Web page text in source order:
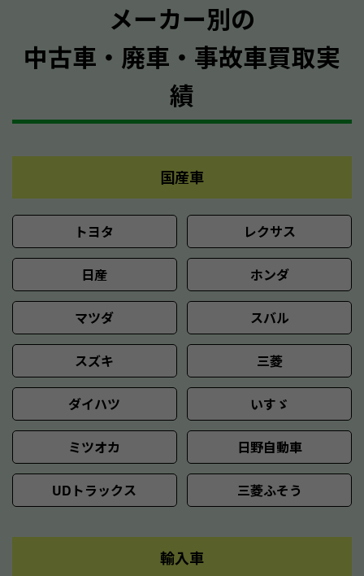
メーカー別の
中古車・廃車・事故車買取実
績
国産車
トヨタ レクサス
日産 ホンダ
マツダ スバル
スズキ 三菱
ダイハツ いすゞ
ミツオカ 日野自動車
UDトラックス 三菱ふそう
輸入車